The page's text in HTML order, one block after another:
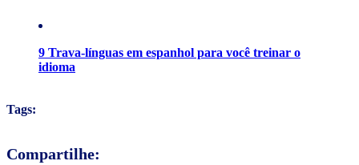
9 Trava-línguas em espanhol para você treinar o
idioma
Tags:
Compartilhe: